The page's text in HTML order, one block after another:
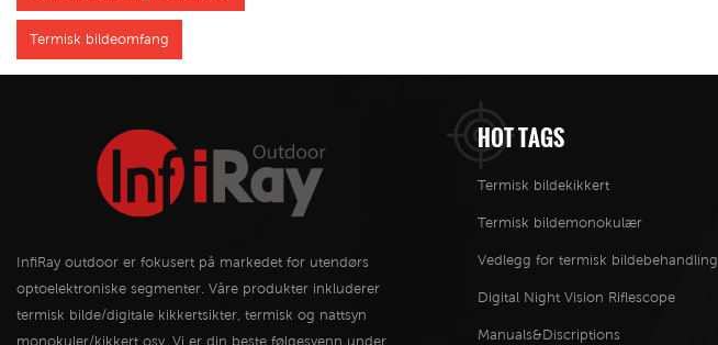
Termisk bildeomfang
InfiRay outdoor er fokusert på markedet for utendørs
optoelektroniske segmenter. Våre produkter inkluderer
termisk bilde/digitale kikkertsikter, termisk og nattsyn
monokuler/kikkert osv. Vi er din beste følgesvenn under
HOT TAGS
Termisk bildekikkert
Termisk bildemonokulær
Vedlegg for termisk bildebehandling
Digital Night Vision Riflescope
Manuals&Discriptions